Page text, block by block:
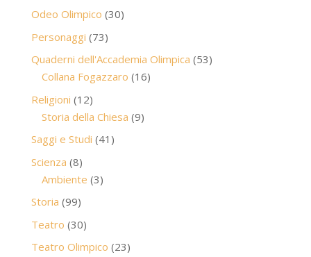
prodotti
Odeo Olimpico 3030
Personaggi 7373
prodotti
Quaderni dell'Accademia Olimpica 5353
Collana Fogazzaro 1616
Religioni 1212
prodotti
Storia della Chiesa 99
Saggi e Studi 41 41
Scienza 88
prodotti
Ambiente 33
Storia 9999
prodotti
Teatro 3030
prodotti
Teatro Olimpico 2323